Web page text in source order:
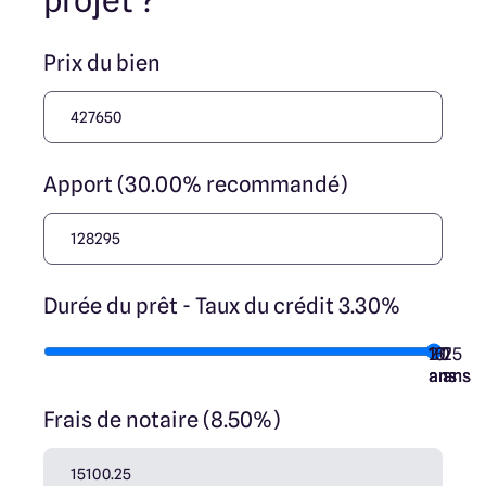
nos partenaires fonciers.
Prix du bien
Apport (30.00% recommandé)
Durée du prêt - Taux du crédit 3.30%
7
ans
10
ans
15
ans
20
ans
25
ans
Frais de notaire (8.50%)